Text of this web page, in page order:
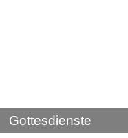
Gottesdienste